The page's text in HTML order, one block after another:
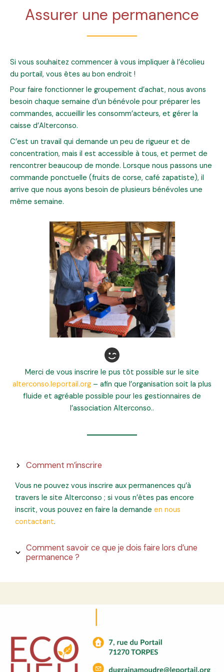
Assurer une permanence
Si vous souhaitez commencer à vous impliquer à l’écolieu
du portail, vous êtes au bon endroit !
Pour faire fonctionner le groupement d’achat, nous avons
besoin chaque semaine d’un bénévole pour préparer les
commandes, accueillir les consomm’acteurs, et gérer la
caisse d’Alterconso.
C’est un travail qui demande un peu de rigueur et de
concentration, mais il est accessible à tous, et permet de
rencontrer beaucoup de monde. Lorsque nous passons une
commande ponctuelle (fruits de corse, café zapatiste), il
arrive que nous ayons besoin de plusieurs bénévoles une
même semaine.
Merci de vous inscrire le pus tôt possible sur le site
alterconso.leportail.org – afin que l’organisation soit la plus
fluide et agréable possible pour les gestionnaires de
l’association Alterconso..
Comment m’inscrire
Vous ne pouvez vous inscrire aux permanences qu’à
travers le site Alterconso ; si vous n’êtes pas encore
inscrit, vous pouvez en faire la demande en nous
contactant.
Comment savoir ce que je dois faire lors d’une
permanence ?